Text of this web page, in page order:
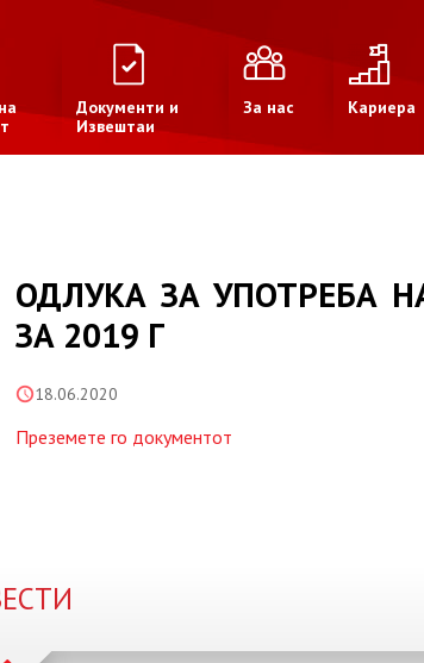
Документи и
Извештаи
За нас Кариера
ОДЛУКА ЗА УПОТРЕБА
ЗА 2019 Г
18.06.2020
Преземете го документот